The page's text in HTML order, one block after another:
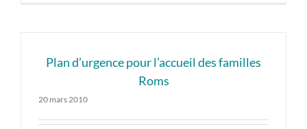
Plan d’urgence pour l’accueil des familles
Roms
20 mars 2010